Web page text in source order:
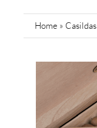
Home » Casildas